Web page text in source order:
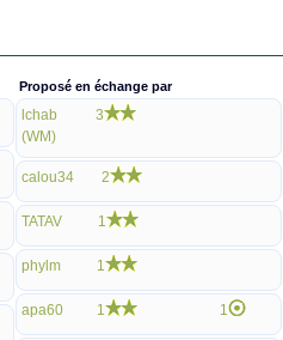
Proposé en échange par
lchab
(WM)
3
calou34 2
TATAV 1
phylm 1
apa60 1 1